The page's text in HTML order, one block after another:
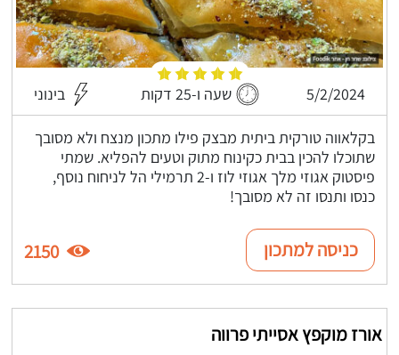
5/2/2024 שעה ו-25 דקות בינוני
בקלאווה טורקית ביתית מבצק פילו מתכון מנצח ולא מסובך
שתוכלו להכין בבית כקינוח מתוק וטעים להפליא. שמתי
פיסטוק אגוזי מלך אגוזי לוז ו-2 תרמילי הל לניחוח נוסף,
כנסו ותנסו זה לא מסובך!
כניסה למתכון 2150
אורז מוקפץ אסייתי פרווה